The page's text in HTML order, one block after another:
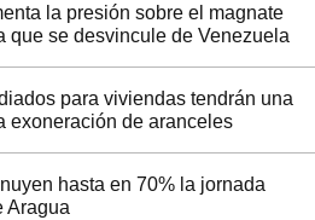
la presión sobre el magnate
que se desvincule de Venezuela
para viviendas tendrán una
exoneración de aranceles
hasta en 70% la jornada
Aragua